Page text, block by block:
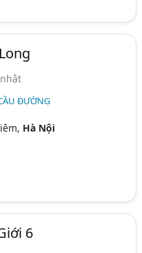
ĐƯỜNG
Hà Nội
6